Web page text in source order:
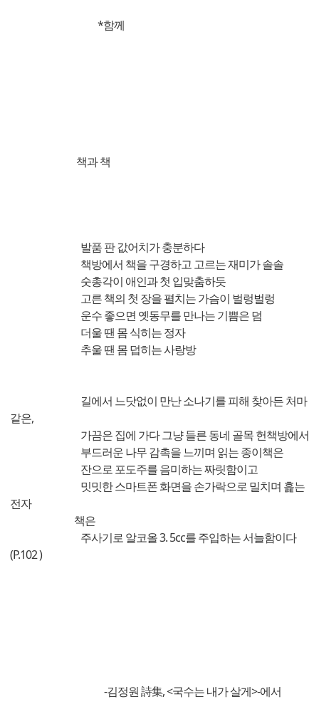
*함께
책과 책
발품 판 값어치가 충분하다
책방에서 책을 구경하고 고르는 재미가 솔솔
숫총각이 애인과 첫 입맞춤하듯
고른 책의 첫 장을 펼치는 가슴이 벌렁벌렁
운수 좋으면 옛동무를 만나는 기쁨은 덤
더울 땐 몸 식히는 정자
추울 땐 몸 덥히는 사랑방
길에서 느닷없이 만난 소나기를 피해 찾아든 처마
같은,
가끔은 집에 가다 그냥 들른 동네 골목 헌책방에서
부드러운 나무 감촉을 느끼며 읽는 종이책은
잔으로 포도주를 음미하는 짜릿함이고
밋밋한 스마트폰 화면을 손가락으로 밀치며 흝는
전자
책은
주사기로 알코올 3. 5cc를 주입하는 서늘함이다
(P.102 )
-김정원 詩集, <국수는 내가 살게>-에서